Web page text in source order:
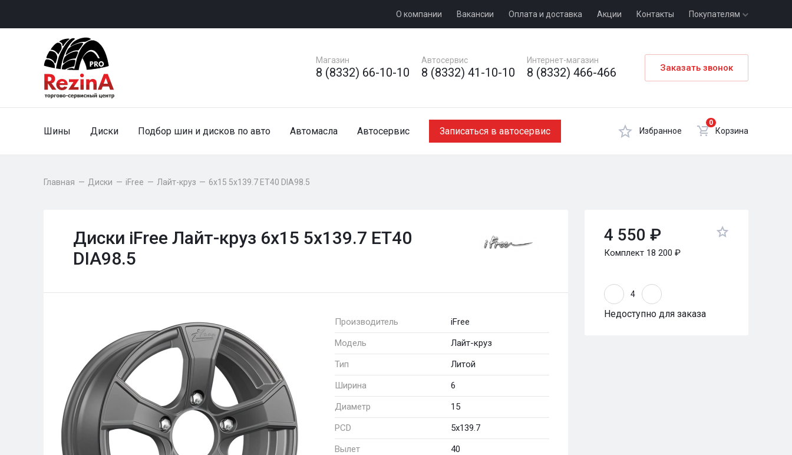
О компании Вакансии Оплата и доставка Акции Контакты Покупателям
Магазин
8 (8332) 66-10-10
Автосервис
8 (8332) 41-10-10
Интернет-магазин
8 (8332) 466-466 Заказать звонок
Шины Диски Подбор шин и дисков по авто Автомасла Автосервис Записаться в автосервис Избранное
0
Корзина
Главная — Диски — iFree — Лайт-круз — 6x15 5x139.7 ET40 DIA98.5
Диски iFree Лайт-круз 6x15 5x139.7 ET40
DIA98.5
Производитель
iFree
Модель
Лайт-круз
Тип
Литой
Ширина
6
Диаметр
15
PCD
5x139.7
Вылет
40
4 550 ₽
Комплект 18 200 ₽
Недоступно для заказа